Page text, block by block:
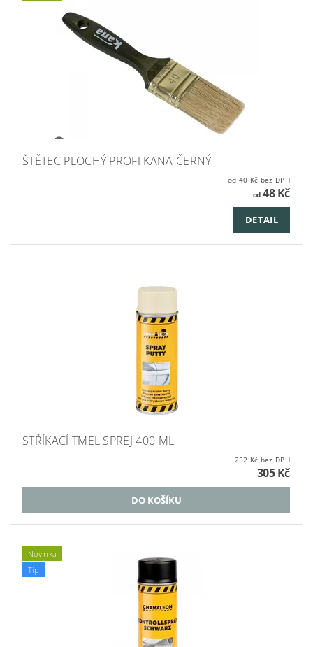
ŠTĚTEC PLOCHÝ PROFI KANA ČERNÝ
od 40 Kč bez DPH
od48 Kč
DETAIL
STŘÍKACÍ TMEL SPREJ 400 ML
252 Kč bez DPH
305 Kč
Novinka
Tip